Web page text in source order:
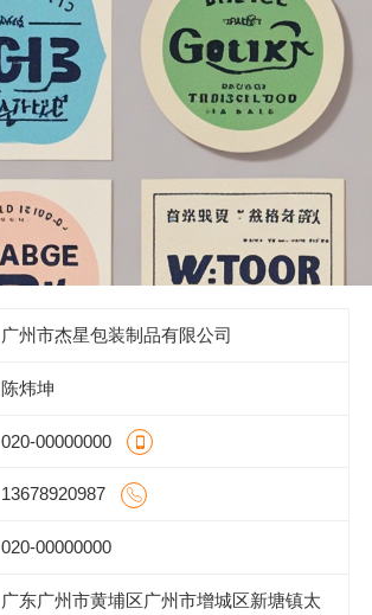
广州市杰星包装制品有限公司
陈炜坤
020-00000000
13678920987
020-00000000
广东广州市黄埔区广州市增城区新塘镇太